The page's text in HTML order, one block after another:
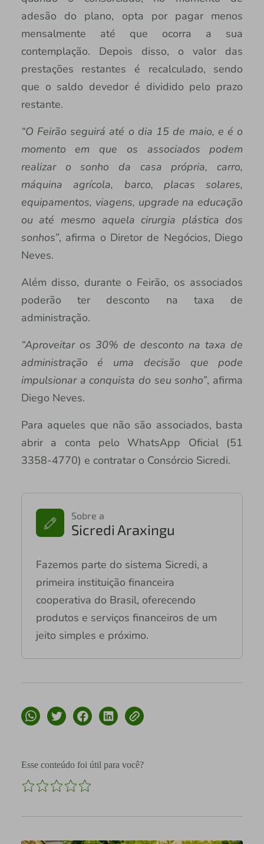
adesão do plano, opta por pagar menos
mensalmente até que ocorra a sua
contemplação. Depois disso, o valor das
prestações restantes é recalculado, sendo
que o saldo devedor é dividido pelo prazo
restante.
“O Feirão seguirá até o dia 15 de maio, e é o
momento em que os associados podem
realizar o sonho da casa própria, carro,
máquina agrícola, barco, placas solares,
equipamentos, viagens, upgrade na educação
ou até mesmo aquela cirurgia plástica dos
sonhos”, afirma o Diretor de Negócios, Diego
Neves.
Além disso, durante o Feirão, os associados
poderão ter desconto na taxa de
administração.
“Aproveitar os 30% de desconto na taxa de
administração é uma decisão que pode
impulsionar a conquista do seu sonho”, afirma
Diego Neves.
Para aqueles que não são associados, basta
abrir a conta pelo WhatsApp Oficial (51
3358-4770) e contratar o Consórcio Sicredi.
Sobre a
Sicredi Araxingu
Fazemos parte do sistema Sicredi, a
primeira instituição financeira
cooperativa do Brasil, oferecendo
produtos e serviços financeiros de um
jeito simples e próximo.
Esse conteúdo foi útil para você?